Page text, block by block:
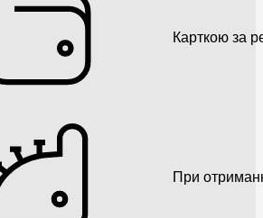
Карткою за
При